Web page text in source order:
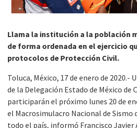
Llama la institución a la población
de forma ordenada en el ejercicio
protocolos de Protección Civil.
Toluca, México, 17 de enero de
de la Delegación Estado de México de
participarán el próximo lunes 20 de
el Macrosimulacro Nacional de Sismo
todo el país, informó Francisco Javier